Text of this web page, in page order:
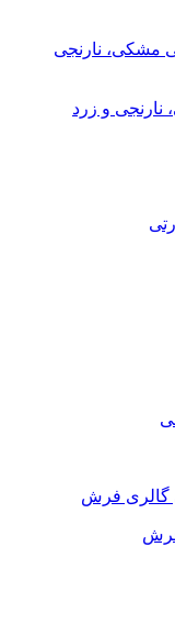
و زرد